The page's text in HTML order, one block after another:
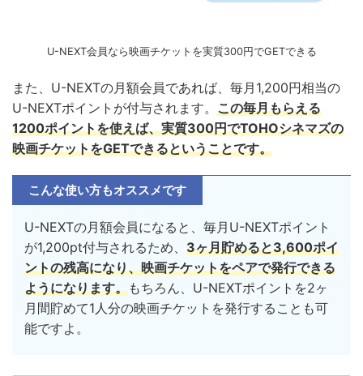
U-NEXT会員なら映画チケットを実質300円でGETできる
また、U-NEXTの月額会員であれば、毎月1,200円相当の
U-NEXTポイントが付与されます。 この毎月もらえる
1200ポイントを使えば、実質300円でTOHOシネマズの
映画チケットをGETできるということです。
こんな使い方もオススメです
U-NEXTの月額会員になると、毎月U-NEXTポイント
が1,200pt付与されるため、 3ヶ月貯めると3,600ポイ
ントの残高になり、映画チケットをペアで発行できる
ようになります。もちろん、U-NEXTポイントを2ヶ
月間貯めて1人分の映画チケットを発行することも可
能ですよ。